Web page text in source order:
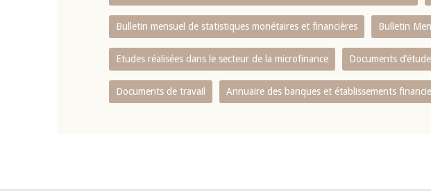
Bulletin mensuel de statistiques monétaires et financières Bulletin
Etudes réalisées dans le secteur de la microfinance Documents
Documents de travail Annuaire des banques et établissements